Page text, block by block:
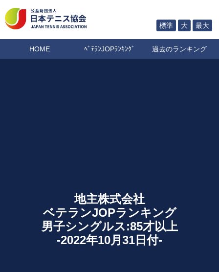
標準 大 最大
HOME ﾍﾞﾃﾗﾝJOPﾗﾝｷﾝｸﾞ 過去のランキング
地主株式会社
ベテランJOPランキング
男子シングルス:85才以上
-2022年10月31日付-